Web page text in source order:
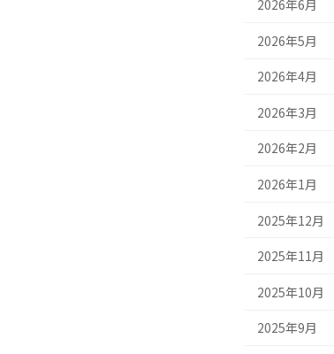
2026年6月
2026年5月
2026年4月
2026年3月
2026年2月
2026年1月
2025年12月
2025年11月
2025年10月
2025年9月